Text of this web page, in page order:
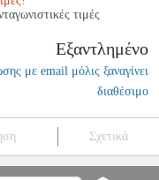
τιμές
Εξαντλημένο
με email μόλις ξαναγίνει
διαθέσιμο
Σχετικά